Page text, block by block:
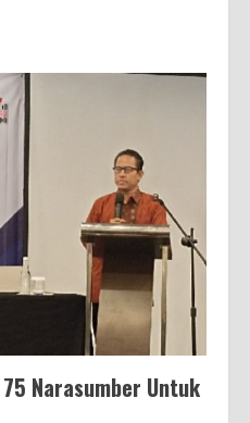
Narasumber Untuk